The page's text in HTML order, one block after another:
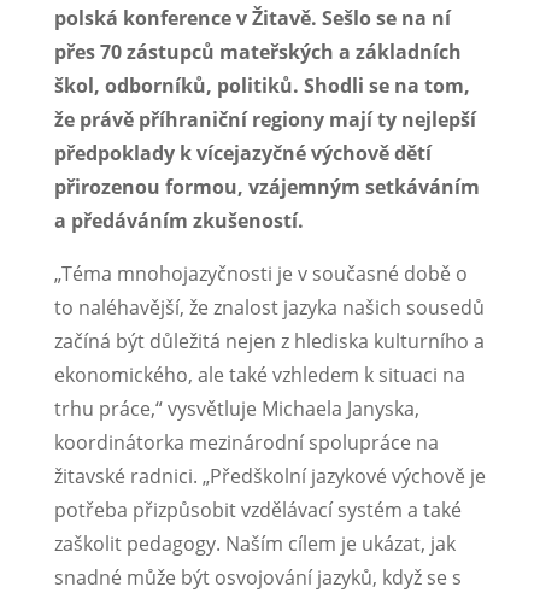
polská konference v Žitavě. Sešlo se na ní
přes 70 zástupců mateřských a základních
škol, odborníků, politiků. Shodli se na tom,
že právě příhraniční regiony mají ty nejlepší
předpoklady k vícejazyčné výchově dětí
přirozenou formou, vzájemným setkáváním
a předáváním zkušeností.
„Téma mnohojazyčnosti je v současné době o
to naléhavější, že znalost jazyka našich sousedů
začíná být důležitá nejen z hlediska kulturního a
ekonomického, ale také vzhledem k situaci na
trhu práce,“ vysvětluje Michaela Janyska,
koordinátorka mezinárodní spolupráce na
žitavské radnici. „Předškolní jazykové výchově je
potřeba přizpůsobit vzdělávací systém a také
zaškolit pedagogy. Naším cílem je ukázat, jak
snadné může být osvojování jazyků, když se s